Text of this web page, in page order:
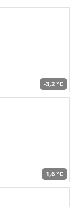
-3,2 °C
1,6 °C